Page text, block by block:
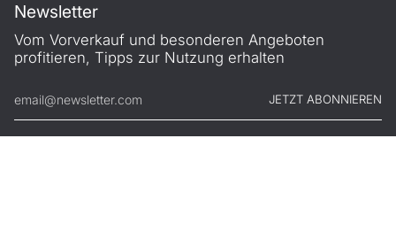
Newsletter
Vom Vorverkauf und besonderen Angeboten
profitieren, Tipps zur Nutzung erhalten
JETZT ABONNIEREN